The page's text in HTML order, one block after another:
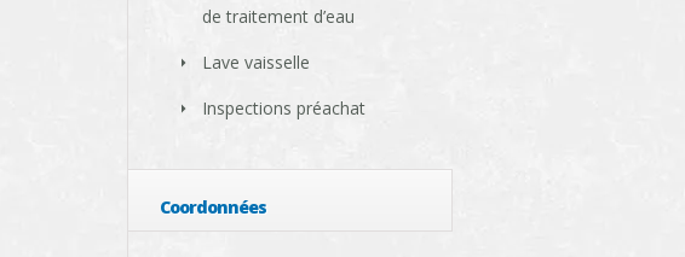
de traitement d’eau
Lave vaisselle
Inspections préachat
Coordonnées